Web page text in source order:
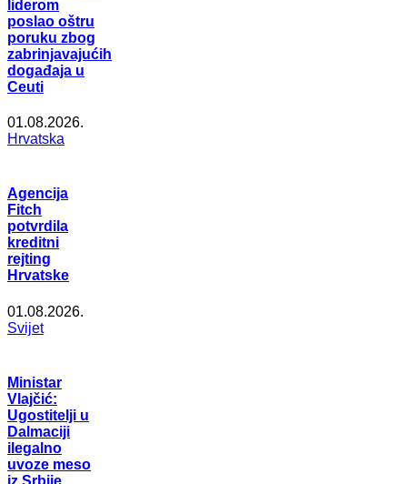
liderom
poslao oštru
poruku zbog
zabrinjavajućih
događaja u
Ceuti
01.08.2026.
Hrvatska
Agencija
Fitch
potvrdila
kreditni
rejting
Hrvatske
01.08.2026.
Svijet
Ministar
Vlajčić:
Ugostitelji u
Dalmaciji
ilegalno
uvoze meso
iz Srbije